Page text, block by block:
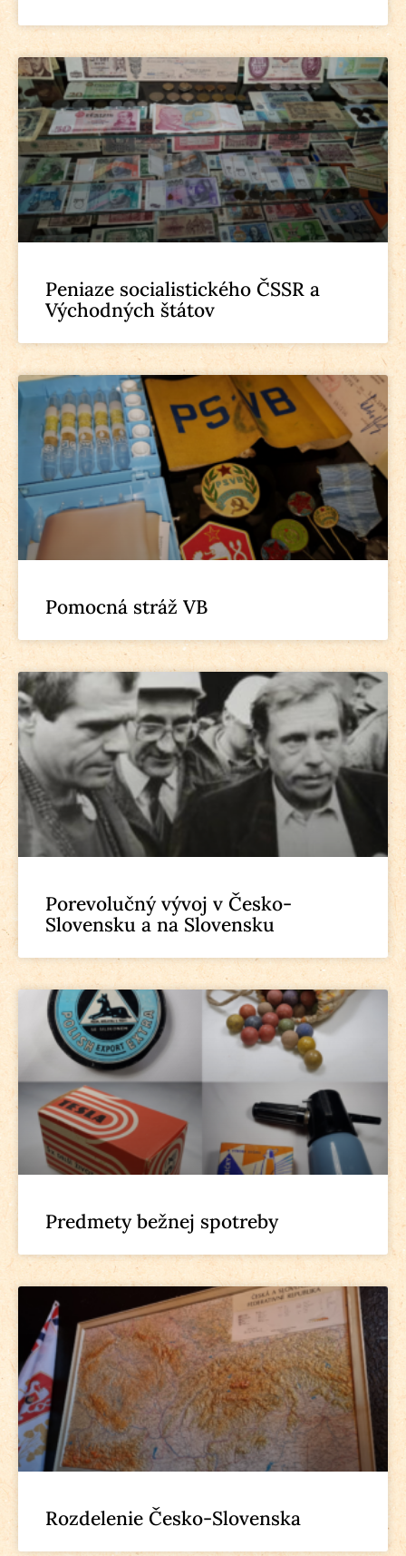
Peniaze socialistického ČSSR a
Východných štátov
Pomocná stráž VB
Porevolučný vývoj v Česko-
Slovensku a na Slovensku
Predmety bežnej spotreby
Rozdelenie Česko-Slovenska